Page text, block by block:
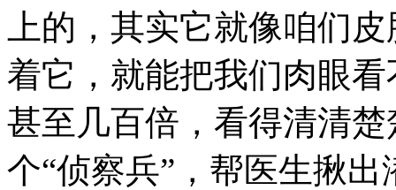
上的，其实它就像咱们
着它，就能把我们肉眼
甚至几百倍，看得清清
个“侦察兵”，帮医生揪